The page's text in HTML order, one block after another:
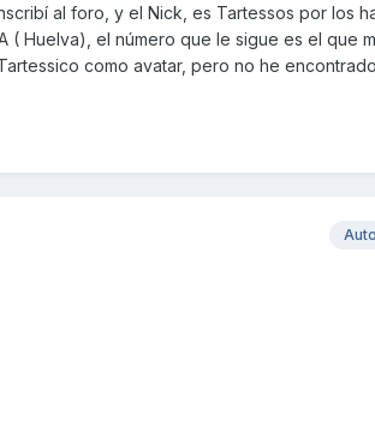
al foro, y el Nick, es Tartessos por los
( Huelva), el número que le sigue es el que
como avatar, pero no he